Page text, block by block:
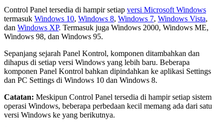
Control Panel tersedia di hampir setiap versi Microsoft Windows
termasuk Windows 10, Windows 8, Windows 7, Windows Vista,
dan Windows XP. Termasuk juga Windows 2000, Windows ME,
Windows 98, dan Windows 95.
Sepanjang sejarah Panel Kontrol, komponen ditambahkan dan
dihapus di setiap versi Windows yang lebih baru. Beberapa
komponen Panel Kontrol bahkan dipindahkan ke aplikasi Settings
dan PC Settings di Windows 10 dan Windows 8.
Catatan: Meskipun Control Panel tersedia di hampir setiap sistem
operasi Windows, beberapa perbedaan kecil memang ada dari satu
versi Windows ke yang berikutnya.